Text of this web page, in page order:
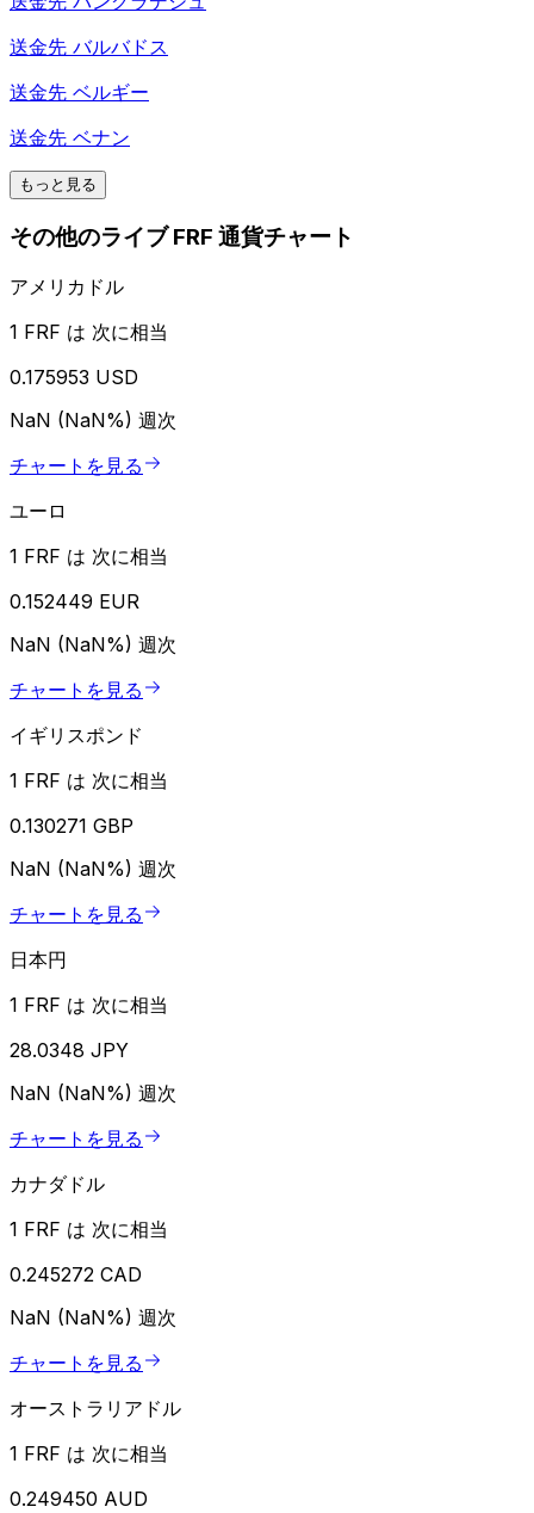
送金先 バルバドス
送金先 ベルギー
送金先 ベナン
もっと見る
その他のライブ FRF 通貨チャート
アメリカドル
1 FRF は 次に相当
0.175953 USD
NaN (NaN%) 週次
チャートを見る
ユーロ
1 FRF は 次に相当
0.152449 EUR
NaN (NaN%) 週次
チャートを見る
イギリスポンド
1 FRF は 次に相当
0.130271 GBP
NaN (NaN%) 週次
チャートを見る
日本円
1 FRF は 次に相当
28.0348 JPY
NaN (NaN%) 週次
チャートを見る
カナダドル
1 FRF は 次に相当
0.245272 CAD
NaN (NaN%) 週次
チャートを見る
オーストラリアドル
1 FRF は 次に相当
0.249450 AUD